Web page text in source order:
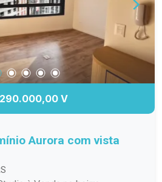
e venha conhecer esse
V
Aurora com vista